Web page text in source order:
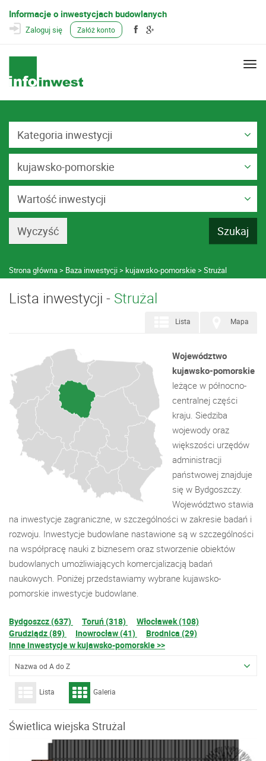
Informacje o inwestycjach budowlanych
Zaloguj się Załóż konto
Kategoria inwestycji
kujawsko-pomorskie
Wartość inwestycji
Strona główna Baza inwestycji kujawsko-pomorskie Strużal
Lista inwestycji - Strużal
Mapa
Lista
Województwo
kujawsko-pomorskie
leżące w północno-
centralnej części
kraju. Siedziba
wojewody oraz
większości urzędów
administracji
państwowej znajduje
się w Bydgoszczy.
Województwo stawia
na inwestycje zagraniczne, w szczególności w zakresie badań i
rozwoju. Inwestycje budowlane nastawione są w szczególności
na współpracę nauki z biznesem oraz stworzenie obiektów
budowlanych umożliwiających komercjalizacją badań
naukowych. Poniżej przedstawiamy wybrane kujawsko-
pomorskie inwestycje budowlane.
Bydgoszcz (637) Toruń (318)
Włocławek (108)
Grudziądz (89)
Inowrocław (41)
Brodnica (29)
Inne inwestycje w kujawsko-pomorskie >>
Nazwa od A do Z
Lista Galeria
Świetlica wiejska Strużal